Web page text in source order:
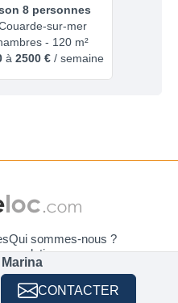
8 personnes
sur-mer
- 120 m²
à 2500 € / semaine
CONTACTER
Qui sommes-nous ?
annulation
et données